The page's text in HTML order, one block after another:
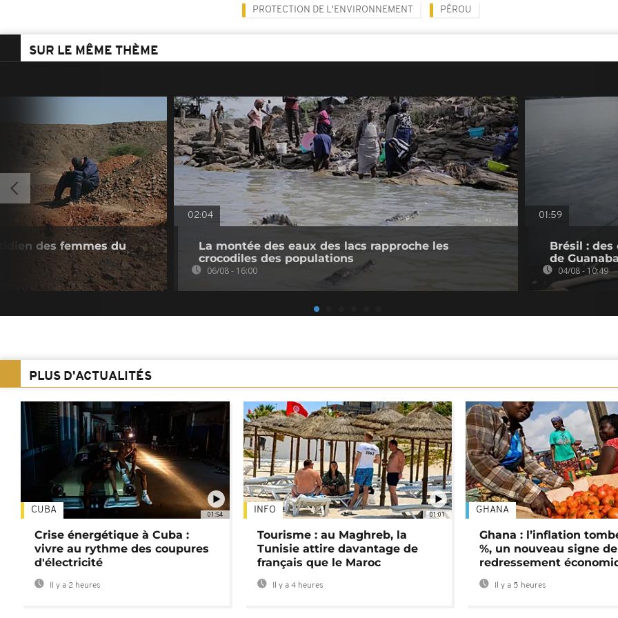
PROTECTION DE L'ENVIRONNEMENT PÉROU
SUR LE MÊME THÈME
des femmes du
02:04
La montée des eaux des lacs rapproche les
crocodiles des populations
06/08 - 16:00
01:59
Brésil : des
de
04/08 - 10:49
PLUS D'ACTUALITÉS
01:54
CUBA
Crise énergétique à Cuba :
vivre au rythme des coupures
d'électricité
Il y a 2 heures
01:01
INFO
Tourisme : au Maghreb, la
Tunisie attire davantage de
français que le Maroc
Il y a 4 heures
GHANA
Ghana : l’inflation
%, un nouveau signe de
redressement
Il y a 5 heures